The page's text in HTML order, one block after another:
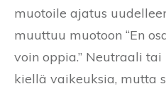
muotoile ajatus
muuttuu muotoon “En
voin oppia.” Neutraali
kiellä vaikeuksia, mutta